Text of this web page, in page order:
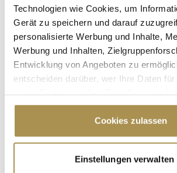
Technologien wie Cookies, um
Gerät zu speichern und darauf
personalisierte Werbung und Inhalte,
Werbung und Inhalten,
Entwicklung von Angeboten zu
entscheiden darüber, wer Ihre Daten
Cookie-Erklärung oder durch Klicken
Trigger Symbol ändern oder widerrufen
Informationen über Ihre
Cookies zulassen
Einstellungen verwalten